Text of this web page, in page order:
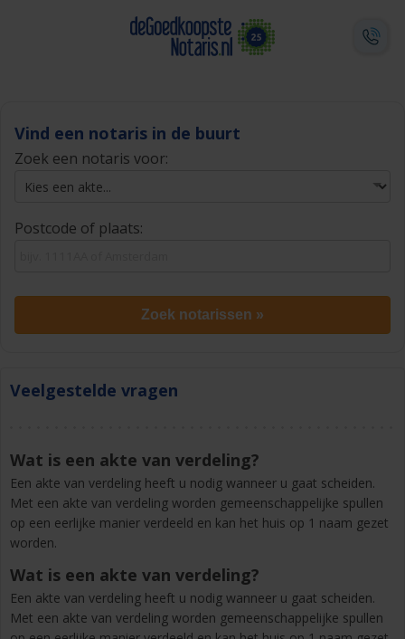
Veelgestelde vragen
Wat is een akte van verdeling?
Een akte van verdeling heeft u nodig wanneer u gaat scheiden.
Met een akte van verdeling worden gemeenschappelijke spullen
op een eerlijke manier verdeeld en kan het huis op 1 naam gezet
worden.
Wat is een akte van verdeling?
Een akte van verdeling heeft u nodig wanneer u gaat scheiden.
Met een akte van verdeling worden gemeenschappelijke spullen
Vind een notaris in de buurt
Zoek een notaris voor:
Postcode of plaats:
Zoek notarissen »